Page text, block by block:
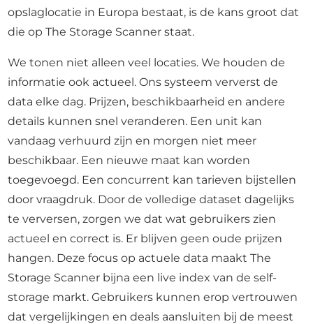
opslaglocatie in Europa bestaat, is de kans groot dat
die op The Storage Scanner staat.
We tonen niet alleen veel locaties. We houden de
informatie ook actueel. Ons systeem ververst de
data elke dag. Prijzen, beschikbaarheid en andere
details kunnen snel veranderen. Een unit kan
vandaag verhuurd zijn en morgen niet meer
beschikbaar. Een nieuwe maat kan worden
toegevoegd. Een concurrent kan tarieven bijstellen
door vraagdruk. Door de volledige dataset dagelijks
te verversen, zorgen we dat wat gebruikers zien
actueel en correct is. Er blijven geen oude prijzen
hangen. Deze focus op actuele data maakt The
Storage Scanner bijna een live index van de self-
storage markt. Gebruikers kunnen erop vertrouwen
dat vergelijkingen en deals aansluiten bij de meest